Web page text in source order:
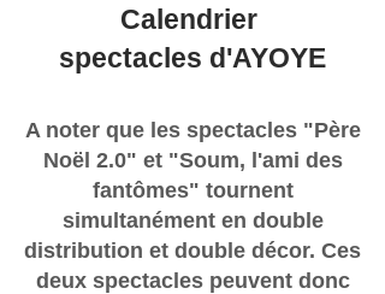
Calendrier
spectacles d'AYOYE
A noter que les spectacles "Père
Noël 2.0" et "Soum, l'ami des
fantômes" tournent
simultanément en double
distribution et double décor. Ces
deux spectacles peuvent donc